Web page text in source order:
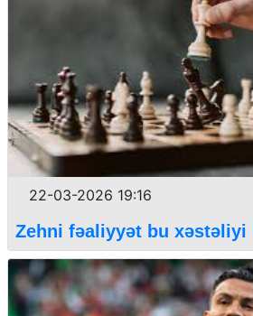
22-03-2026 19:16
Zehni fəaliyyət bu